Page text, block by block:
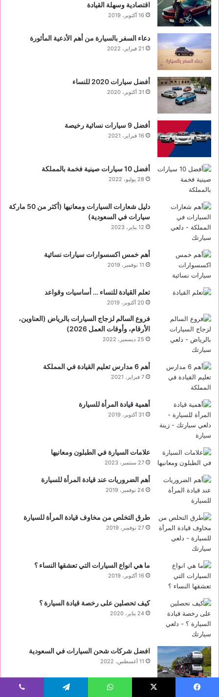
اقتصادية وسهلة القيادة
16 أكتوبر، 2019
دعاء السفر بالسيارة من أهم الأدعية المأثورة
21 فبراير، 2022
أفضل سيارات 2020 للنساء
31 أكتوبر، 2020
‏أفضل 9 سيارات نسائية رخيصة
16 فبراير، 2021
أفضل 10 سيارات صينية فخمة بالمملكة
28 يوليو، 2022
دليل شعارات السيارات ومعانيها (أكثر من 50 ماركة
سيارات في السعودية)
12 يناير، 2023
أهم خمس اكسسوارات سيارات نسائية
11 نوفمبر، 2019
تعلم القيادة للنساء … أساسيات وقواعد
20 أكتوبر، 2019
فروع السالم لزجاج السيارات بالرياض (العناوين،
الأرقام، وأوقات العمل 2026)
25 ديسمبر، 2022
أهم 6 مدارس تعليم القيادة في المملكة
7 فبراير، 2021
أهمية قيادة المرأة للسيارة
31 أكتوبر، 2019
علامات السيارة في الطبلون ومعانيها
27 سبتمبر، 2023
أهم الضروريات عند قيادة المرأة للسيارة
24 نوفمبر، 2019
طرق التخلص من مخاوف قيادة المرأة للسيارة
27 نوفمبر، 2019
ما هي انواع السيارات التي تعشقها النساء ؟
16 أكتوبر، 2019
كيف تحصلين على رخصة قيادة السيارة ؟
24 يناير، 2020
افضل شركات شحن السيارات في السعودية
11 أغسطس، 2022